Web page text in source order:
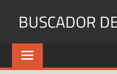
BUSCADOR
Identifica
Números